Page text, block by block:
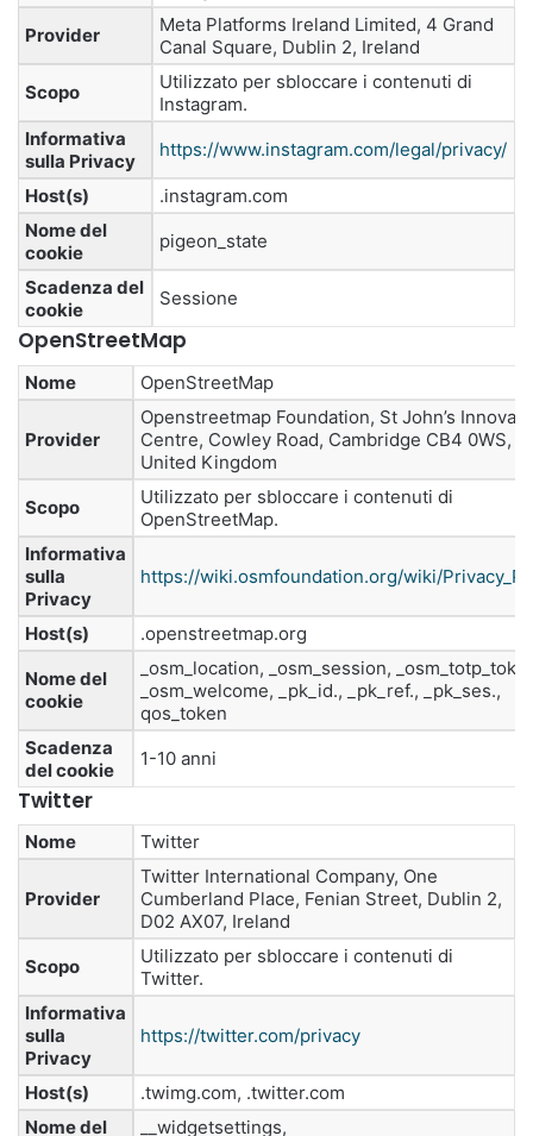
Provider
Meta Platforms Ireland Limited, 4 Grand
Canal Square, Dublin 2, Ireland
Scopo
Utilizzato per sbloccare i contenuti di
Instagram.
Informativa
sulla Privacy
https://www.instagram.com/legal/privacy/
Host(s)
.instagram.com
Nome del
cookie
pigeon_state
Scadenza del
cookie
Sessione
OpenStreetMap
Nome OpenStreetMap
Provider
Openstreetmap Foundation, St John’s
Centre, Cowley Road, Cambridge CB4 0WS,
United Kingdom
Scopo
Utilizzato per sbloccare i contenuti di
OpenStreetMap.
Informativa
sulla
Privacy
https://wiki.osmfoundation.org/wiki/
Host(s)
.openstreetmap.org
Nome del
cookie
_osm_location, _osm_session,
_osm_welcome, _pk_id., _pk_ref., _pk_ses.,
qos_token
Scadenza
del cookie
1-10 anni
Twitter
Nome Twitter
Provider
Twitter International Company, One
Cumberland Place, Fenian Street, Dublin 2,
D02 AX07, Ireland
Scopo
Utilizzato per sbloccare i contenuti di
Twitter.
Informativa
sulla
Privacy
https://twitter.com/privacy
Host(s)
.twimg.com, .twitter.com
Nome del
__widgetsettings,